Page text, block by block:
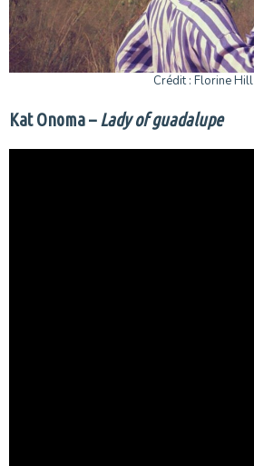
Crédit : Florine Hill
Kat Onoma – Lady of guadalupe